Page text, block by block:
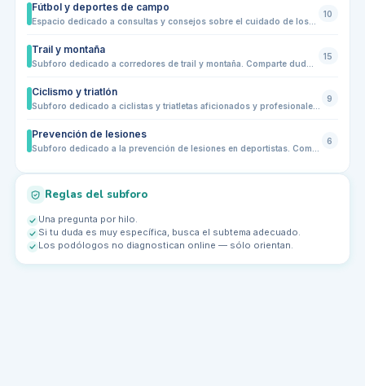
Fútbol y deportes de campo
Espacio dedicado a consultas y consejos sobre el cuidado de los pies en deportes de equipo y de campo. Comparte experiencias sobre prevención de lesiones, calzado deportivo específico, plantillas, esguinces, rozaduras, sobrecargas y recuperación tras entrenamientos o partidos. Ideal para jugadores aficionados y profesionales que quieran mantener sus pies sanos y optimizar su rendimiento deportivo
10
Trail y montaña
15
Ciclismo y triatlón
Subforo dedicado a ciclistas y triatletas aficionados y profesionales. Comparte dudas y consejos sobre el cuidado de los pies en el ciclismo y el triatlón: prevención de ampollas, fascitis plantar, dolor en metatarsos, uñas negras, elección de calzado y plantillas, recuperación post-entrenamiento, biomecánica de pedaleo y adaptación a largas distancias. Ideal para quienes buscan mantener sus pies sanos y optimizar el rendimiento en carretera, montaña o pruebas combinadas de triatlón
9
Prevención de lesiones
6
Reglas del subforo
Una pregunta por hilo.
Si tu duda es muy específica, busca el subtema adecuado.
Los podólogos no diagnostican online — sólo orientan.